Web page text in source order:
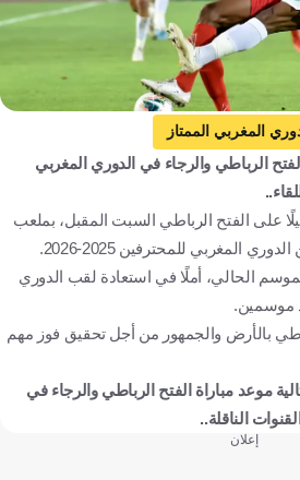
المغربي الممتاز
الفتح الرباطي
المغرب
الرباطي والرجاء في الدوري المغربي
على الفتح الرباطي السبت المقبل، بملعب
المغربي للمحترفين 2025-2026.
الحالي، أملًا في استعادة لقب الدوري
موسمين.
بالأرض والجمهور من أجل تحقيق فوز مهم
موعد مباراة الفتح الرباطي والرجاء في
إعلان